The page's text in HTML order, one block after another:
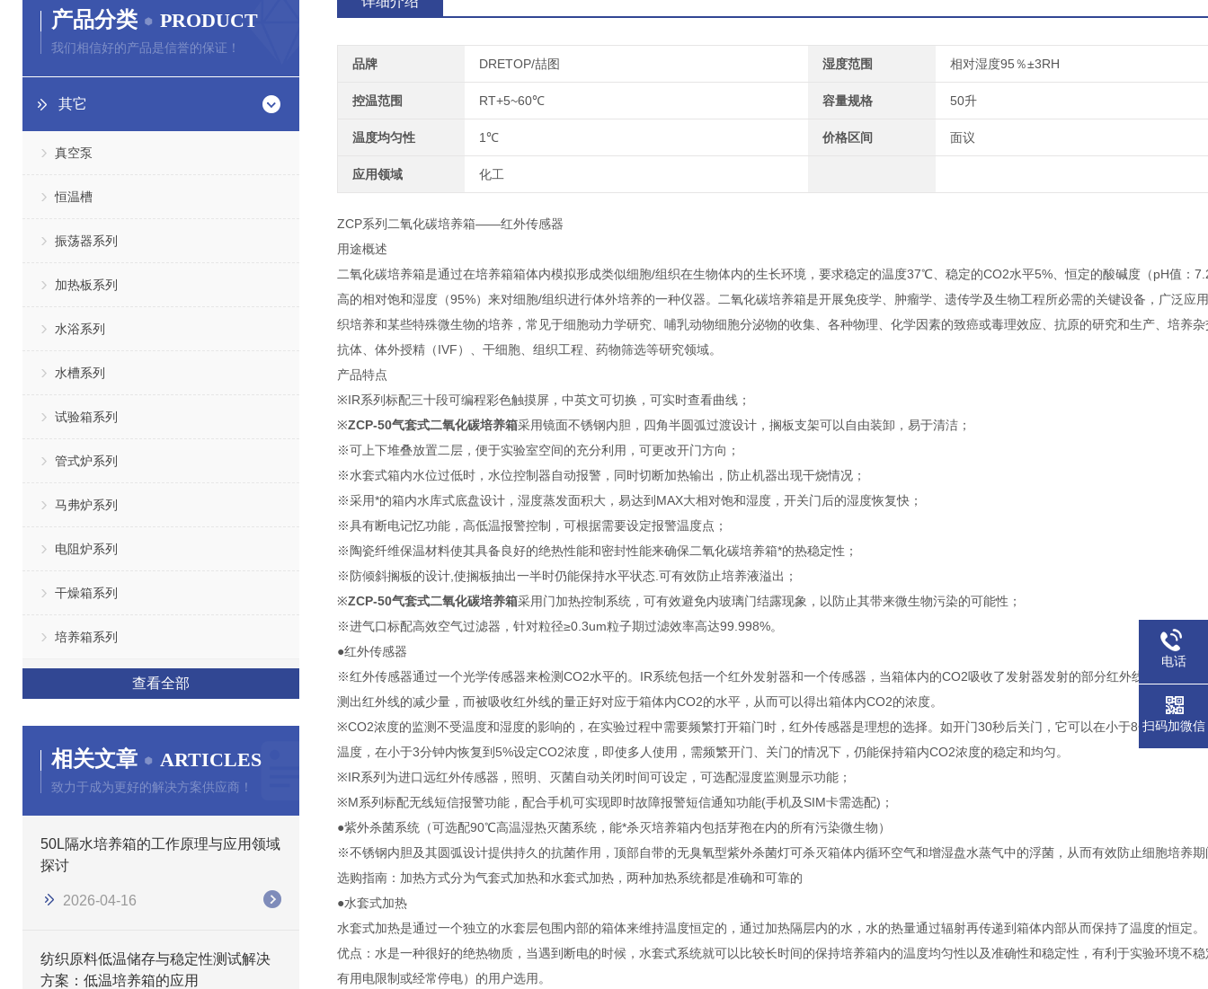
产品分类 PRODUCT
我们相信好的产品是信誉的保证！
其它
真空泵
恒温槽
振荡器系列
加热板系列
水浴系列
水槽系列
试验箱系列
管式炉系列
马弗炉系列
电阻炉系列
干燥箱系列
培养箱系列
查看全部
相关文章 ARTICLES
致力于成为更好的解决方案供应商！
50L隔水培养箱的工作原理与应用领域
探讨
2026-04-16
纺织原料低温储存与稳定性测试解决
方案：低温培养箱的应用
品牌 DRETOP/喆图 湿度范围 相对湿度95％±3RH
控温范围 RT+5~60℃ 容量规格 50升
温度均匀性 1℃ 价格区间 面议
应用领域 化工
ZCP系列二氧化碳培养箱——红外传感器
用途概述
二氧化碳培养箱是通过在培养箱箱体内模拟形成类似细胞/组织在生物体内的生长环境，要求稳定的温度37℃、稳定的CO2水平5%、恒定的酸碱度（pH值：
高的相对饱和湿度（95%）来对细胞/组织进行体外培养的一种仪器。二氧化碳培养箱是开展免疫学、肿瘤学、遗传学及生物工程所必需的关键设备，广泛应
织培养和某些特殊微生物的培养，常见于细胞动力学研究、哺乳动物细胞分泌物的收集、各种物理、化学因素的致癌或毒理效应、抗原的研究和生产、培养
抗体、体外授精（IVF）、干细胞、组织工程、药物筛选等研究领域。
产品特点
※IR系列标配三十段可编程彩色触摸屏，中英文可切换，可实时查看曲线；
※ZCP-50气套式二氧化碳培养箱采用镜面不锈钢内胆，四角半圆弧过渡设计，搁板支架可以自由装卸，易于清洁；
※可上下堆叠放置二层，便于实验室空间的充分利用，可更改开门方向；
※水套式箱内水位过低时，水位控制器自动报警，同时切断加热输出，防止机器出现干烧情况；
※采用*的箱内水库式底盘设计，湿度蒸发面积大，易达到MAX大相对饱和湿度，开关门后的湿度恢复快；
※具有断电记忆功能，高低温报警控制，可根据需要设定报警温度点；
※陶瓷纤维保温材料使其具备良好的绝热性能和密封性能来确保二氧化碳培养箱*的热稳定性；
※防倾斜搁板的设计,使搁板抽出一半时仍能保持水平状态.可有效防止培养液溢出；
※ZCP-50气套式二氧化碳培养箱采用门加热控制系统，可有效避免内玻璃门结露现象，以防止其带来微生物污染的可能性；
※进气口标配高效空气过滤器，针对粒径≥0.3um粒子期过滤效率高达99.998%。
●红外传感器
※红外传感器通过一个光学传感器来检测CO2水平的。IR系统包括一个红外发射器和一个传感器，当箱体内的CO2吸收了发射器发射的部分红外线之后，传
测出红外线的减少量，而被吸收红外线的量正好对应于箱体内CO2的水平，从而可以得出箱体内CO2的浓度。
※CO2浓度的监测不受温度和湿度的影响的，在实验过程中需要频繁打开箱门时，红外传感器是理想的选择。如开门30秒后关门，它可以在小于8分钟内恢
温度，在小于3分钟内恢复到5%设定CO2浓度，即使多人使用，需频繁开门、关门的情况下，仍能保持箱内CO2浓度的稳定和均匀。
※IR系列为进口远红外传感器，照明、灭菌自动关闭时间可设定，可选配湿度监测显示功能；
※M系列标配无线短信报警功能，配合手机可实现即时故障报警短信通知功能(手机及SIM卡需选配)；
●紫外杀菌系统（可选配90℃高温湿热灭菌系统，能*杀灭培养箱内包括芽孢在内的所有污染微生物）
※不锈钢内胆及其圆弧设计提供持久的抗菌作用，顶部自带的无臭氧型紫外杀菌灯可杀灭箱体内循环空气和增湿盘水蒸气中的浮菌，从而有效防止细胞培养
选购指南：加热方式分为气套式加热和水套式加热，两种加热系统都是准确和可靠的
●水套式加热
水套式加热是通过一个独立的水套层包围内部的箱体来维持温度恒定的，通过加热隔层内的水，水的热量通过辐射再传递到箱体内部从而保持了温度的恒定。
优点：水是一种很好的绝热物质，当遇到断电的时候，水套式系统就可以比较长时间的保持培养箱内的温度均匀性以及准确性和稳定性，有利于实验环境不
有用电限制或经常停电）的用户选用。
电话
扫码加微信